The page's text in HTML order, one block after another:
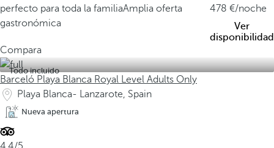
perfecto para toda la familiaAmplia oferta
gastronómica
478
/noche
Ver
disponibilidad
Compara
Todo incluido
Barceló Playa Blanca Royal Level Adults Only
Playa Blanca- Lanzarote, Spain
Nueva apertura